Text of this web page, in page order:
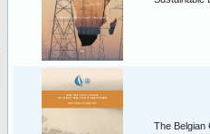
The Belgian